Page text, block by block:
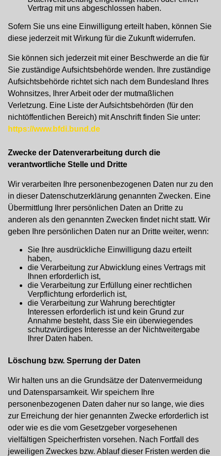
Vertrag mit uns abgeschlossen haben.
Sofern Sie uns eine Einwilligung erteilt haben, können Sie
diese jederzeit mit Wirkung für die Zukunft widerrufen.
Sie können sich jederzeit mit einer Beschwerde an die für
Sie zuständige Aufsichtsbehörde wenden. Ihre zuständige
Aufsichtsbehörde richtet sich nach dem Bundesland Ihres
Wohnsitzes, Ihrer Arbeit oder der mutmaßlichen
Verletzung. Eine Liste der Aufsichtsbehörden (für den
nichtöffentlichen Bereich) mit Anschrift finden Sie unter:
https://www.bfdi.bund.de
Zwecke der Datenverarbeitung durch die
verantwortliche Stelle und Dritte
Wir verarbeiten Ihre personenbezogenen Daten nur zu den
in dieser Datenschutzerklärung genannten Zwecken. Eine
Übermittlung Ihrer persönlichen Daten an Dritte zu
anderen als den genannten Zwecken findet nicht statt. Wir
geben Ihre persönlichen Daten nur an Dritte weiter, wenn:
Sie Ihre ausdrückliche Einwilligung dazu erteilt
haben,
die Verarbeitung zur Abwicklung eines Vertrags mit
Ihnen erforderlich ist,
die Verarbeitung zur Erfüllung einer rechtlichen
Verpflichtung erforderlich ist,
die Verarbeitung zur Wahrung berechtigter
Interessen erforderlich ist und kein Grund zur
Annahme besteht, dass Sie ein überwiegendes
schutzwürdiges Interesse an der Nichtweitergabe
Ihrer Daten haben.
Löschung bzw. Sperrung der Daten
Wir halten uns an die Grundsätze der Datenvermeidung
und Datensparsamkeit. Wir speichern Ihre
personenbezogenen Daten daher nur so lange, wie dies
zur Erreichung der hier genannten Zwecke erforderlich ist
oder wie es die vom Gesetzgeber vorgesehenen
vielfältigen Speicherfristen vorsehen. Nach Fortfall des
jeweiligen Zweckes bzw. Ablauf dieser Fristen werden die